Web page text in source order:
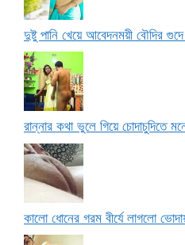
দুষ্টু পানি খেয়ে আবেদনময়ী বৌদির
রান্নার কথা ভুলে গিয়ে চোদাচুদিতে
কালো ধোনের গরম বীর্যে লাগলো